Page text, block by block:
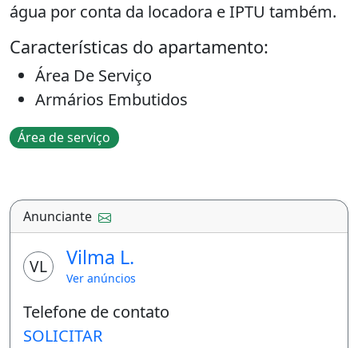
água por conta da locadora e IPTU também.
Características do apartamento:
Área De Serviço
Armários Embutidos
Área de serviço
Anunciante
VL Vilma L.
Ver anúncios
Telefone de contato
SOLICITAR